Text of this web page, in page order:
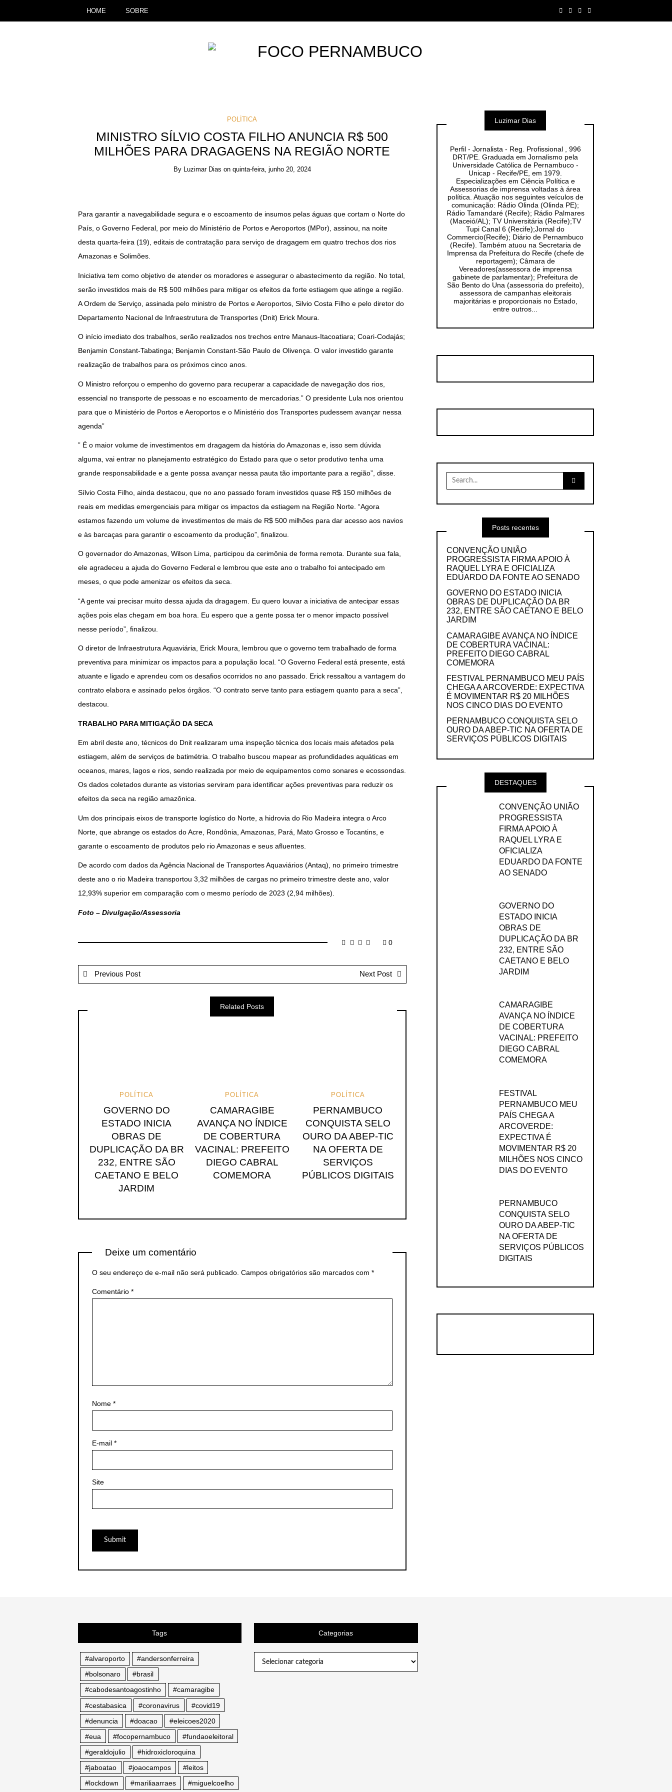
HOME SOBRE
POLÍTICA
MINISTRO SÍLVIO COSTA FILHO ANUNCIA R$ 500
MILHÕES PARA DRAGAGENS NA REGIÃO NORTE
By Luzimar Dias on quinta-feira, junho 20, 2024
Para garantir a navegabilidade segura e o escoamento de insumos pelas águas que cortam o Norte do
País, o Governo Federal, por meio do Ministério de Portos e Aeroportos (MPor), assinou, na noite
desta quarta-feira (19), editais de contratação para serviço de dragagem em quatro trechos dos rios
Amazonas e Solimões.
Iniciativa tem como objetivo de atender os moradores e assegurar o abastecimento da região. No total,
serão investidos mais de R$ 500 milhões para mitigar os efeitos da forte estiagem que atinge a região.
A Ordem de Serviço, assinada pelo ministro de Portos e Aeroportos, Silvio Costa Filho e pelo diretor do
Departamento Nacional de Infraestrutura de Transportes (Dnit) Erick Moura.
O início imediato dos trabalhos, serão realizados nos trechos entre Manaus-Itacoatiara; Coari-Codajás;
Benjamin Constant-Tabatinga; Benjamin Constant-São Paulo de Olivença. O valor investido garante
realização de trabalhos para os próximos cinco anos.
O Ministro reforçou o empenho do governo para recuperar a capacidade de navegação dos rios,
essencial no transporte de pessoas e no escoamento de mercadorias.” O presidente Lula nos orientou
para que o Ministério de Portos e Aeroportos e o Ministério dos Transportes pudessem avançar nessa
agenda”
” É o maior volume de investimentos em dragagem da história do Amazonas e, isso sem dúvida
alguma, vai entrar no planejamento estratégico do Estado para que o setor produtivo tenha uma
grande responsabilidade e a gente possa avançar nessa pauta tão importante para a região”, disse.
Sílvio Costa Filho, ainda destacou, que no ano passado foram investidos quase R$ 150 milhões de
reais em medidas emergenciais para mitigar os impactos da estiagem na Região Norte. “Agora
estamos fazendo um volume de investimentos de mais de R$ 500 milhões para dar acesso aos navios
e às barcaças para garantir o escoamento da produção”, finalizou.
O governador do Amazonas, Wilson Lima, participou da cerimônia de forma remota. Durante sua fala,
ele agradeceu a ajuda do Governo Federal e lembrou que este ano o trabalho foi antecipado em
meses, o que pode amenizar os efeitos da seca.
“A gente vai precisar muito dessa ajuda da dragagem. Eu quero louvar a iniciativa de antecipar essas
ações pois elas chegam em boa hora. Eu espero que a gente possa ter o menor impacto possível
nesse período”, finalizou.
O diretor de Infraestrutura Aquaviária, Erick Moura, lembrou que o governo tem trabalhado de forma
preventiva para minimizar os impactos para a população local. “O Governo Federal está presente, está
atuante e ligado e aprendeu com os desafios ocorridos no ano passado. Erick ressaltou a vantagem do
contrato elabora e assinado pelos órgãos. “O contrato serve tanto para estiagem quanto para a seca”,
destacou.
TRABALHO PARA MITIGAÇÃO DA SECA
Em abril deste ano, técnicos do Dnit realizaram uma inspeção técnica dos locais mais afetados pela
estiagem, além de serviços de batimétria. O trabalho buscou mapear as profundidades aquáticas em
oceanos, mares, lagos e rios, sendo realizada por meio de equipamentos como sonares e ecossondas.
Os dados coletados durante as vistorias serviram para identificar ações preventivas para reduzir os
efeitos da seca na região amazônica.
Um dos principais eixos de transporte logístico do Norte, a hidrovia do Rio Madeira integra o Arco
Norte, que abrange os estados do Acre, Rondônia, Amazonas, Pará, Mato Grosso e Tocantins, e
garante o escoamento de produtos pelo rio Amazonas e seus afluentes.
De acordo com dados da Agência Nacional de Transportes Aquaviários (Antaq), no primeiro trimestre
deste ano o rio Madeira transportou 3,32 milhões de cargas no primeiro trimestre deste ano, valor
12,93% superior em comparação com o mesmo período de 2023 (2,94 milhões).
Foto – Divulgação/Assessoria
0
Previous Post Next Post
Related Posts
POLÍTICA
GOVERNO DO
ESTADO INICIA
OBRAS DE
DUPLICAÇÃO DA BR
232, ENTRE SÃO
CAETANO E BELO
JARDIM
POLÍTICA
CAMARAGIBE
AVANÇA NO ÍNDICE
DE COBERTURA
VACINAL: PREFEITO
DIEGO CABRAL
COMEMORA
POLÍTICA
PERNAMBUCO
CONQUISTA SELO
OURO DA ABEP-TIC
NA OFERTA DE
SERVIÇOS
PÚBLICOS DIGITAIS
Deixe um comentário
O seu endereço de e-mail não será publicado. Campos obrigatórios são marcados com *
Comentário *
Nome *
E-mail *
Site
Luzimar Dias
Perfil - Jornalista - Reg. Profissional , 996
DRT/PE. Graduada em Jornalismo pela
Universidade Católica de Pernambuco -
Unicap - Recife/PE, em 1979.
Especializações em Ciência Política e
Assessorias de imprensa voltadas à área
política. Atuação nos seguintes veículos de
comunicação: Rádio Olinda (Olinda PE);
Rádio Tamandaré (Recife); Rádio Palmares
(Maceió/AL); TV Universitária (Recife);TV
Tupi Canal 6 (Recife);Jornal do
Commercio(Recife); Diário de Pernambuco
(Recife). Também atuou na Secretaria de
Imprensa da Prefeitura do Recife (chefe de
reportagem); Câmara de
Vereadores(assessora de imprensa
gabinete de parlamentar); Prefeitura de
São Bento do Una (assessoria do prefeito),
assessora de campanhas eleitorais
majoritárias e proporcionais no Estado,
entre outros...
Search
for:
Posts recentes
CONVENÇÃO UNIÃO
PROGRESSISTA FIRMA APOIO À
RAQUEL LYRA E OFICIALIZA
EDUARDO DA FONTE AO SENADO
GOVERNO DO ESTADO INICIA
OBRAS DE DUPLICAÇÃO DA BR
232, ENTRE SÃO CAETANO E BELO
JARDIM
CAMARAGIBE AVANÇA NO ÍNDICE
DE COBERTURA VACINAL:
PREFEITO DIEGO CABRAL
COMEMORA
FESTIVAL PERNAMBUCO MEU PAÍS
CHEGA A ARCOVERDE: EXPECTIVA
É MOVIMENTAR R$ 20 MILHÕES
NOS CINCO DIAS DO EVENTO
PERNAMBUCO CONQUISTA SELO
OURO DA ABEP-TIC NA OFERTA DE
SERVIÇOS PÚBLICOS DIGITAIS
DESTAQUES
CONVENÇÃO UNIÃO
PROGRESSISTA
FIRMA APOIO À
RAQUEL LYRA E
OFICIALIZA
EDUARDO DA FONTE
AO SENADO
GOVERNO DO
ESTADO INICIA
OBRAS DE
DUPLICAÇÃO DA BR
232, ENTRE SÃO
CAETANO E BELO
JARDIM
CAMARAGIBE
AVANÇA NO ÍNDICE
DE COBERTURA
VACINAL: PREFEITO
DIEGO CABRAL
COMEMORA
FESTIVAL
PERNAMBUCO MEU
PAÍS CHEGA A
ARCOVERDE:
EXPECTIVA É
MOVIMENTAR R$ 20
MILHÕES NOS CINCO
DIAS DO EVENTO
PERNAMBUCO
CONQUISTA SELO
OURO DA ABEP-TIC
NA OFERTA DE
SERVIÇOS PÚBLICOS
DIGITAIS
Tags
#alvaroporto
#andersonferreira
#bolsonaro
#brasil
#cabodesantoagostinho
#camaragibe
#cestabasica
#coronavirus
#covid19
#denuncia
#doacao
#eleicoes2020
#eua
#focopernambuco
#fundaoeleitoral
#geraldojulio
#hidroxicloroquina
#jaboatao
#joaocampos
#leitos
#lockdown
#mariliaarraes #miguelcoelho
Categorias